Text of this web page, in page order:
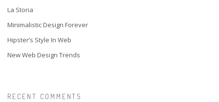
La Storia
Minimalistic Design Forever
Hipster’s Style In Web
New Web Design Trends
RECENT COMMENTS